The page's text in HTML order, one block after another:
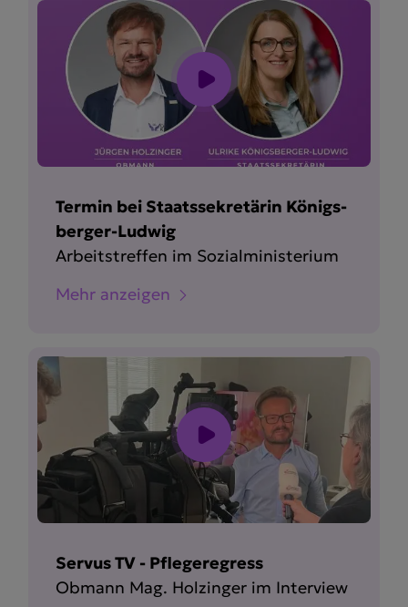
Termin bei Staats­se­kre­tärin Königs­
berger-Ludwig
Arbeits­treffen im Sozial­mi­nis­terium
Mehr anzeigen
Servus TV - Pflegeregress
Obmann Mag. Holzinger im Interview